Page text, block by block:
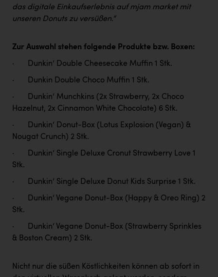
Schwingshandl - automation technology gmbh
Smurfit Westrock Nettingsdorf
TGW Logistics
TRAILOMAT & Cycling Austria
Vier Diamanten
Vorlagenportal
Wir besiegen Krebs
Wirtschaftskammer OÖ
ZGONC
ZULuft - Zukunft Luft Austria
z.l.ö.
das digitale Einkaufserlebnis auf mjam market mit
unseren Donuts zu versüßen.“
Zur Auswahl stehen folgende Produkte bzw. Boxen:
· Dunkin‘ Double Cheesecake Muffin 1 Stk.
· Dunkin Double Choco Muffin 1 Stk.
· Dunkin‘ Munchkins (2x Strawberry, 2x Choco
Hazelnut, 2x Cinnamon White Chocolate) 6 Stk.
· Dunkin‘ Donut-Box (Lotus Explosion (Vegan) &
Nougat Crunch) 2 Stk.
· Dunkin‘ Single Deluxe Cronut Strawberry Love 1
Stk.
· Dunkin‘ Single Deluxe Donut Kids Surprise 1 Stk.
· Dunkin‘ Vegane Donut-Box (Happy & Oreo Ring) 2
Stk.
· Dunkin‘ Vegane Donut-Box (Strawberry Sprinkles
& Boston Cream) 2 Stk.
Nicht nur die süßen Köstlichkeiten können ab sofort in